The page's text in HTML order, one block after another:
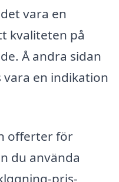
vara en
kvaliteten på
Å andra sidan
en indikation
offerter för
du använda
pris-